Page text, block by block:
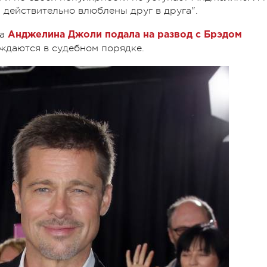
влюблены друг в друга".
Анджелина Джоли подала на развод с Брэдом
в судебном порядке.